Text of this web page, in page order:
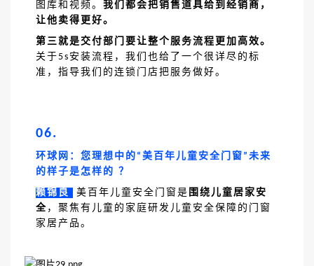
图库和视频。 我们都会把销售道具给到经销商，
让他卖得更好。
第三就是交付部门要让整个服务流程更加高效。
关于 5s 安装流程，我们也给了一个很详尽的标
准，指导我们的连锁门店把服务做好。
06.
环球网：您理想中的 “ 美百年儿童安全门窗 ” 未来
的样子是怎样的 ？
赖锦良
美百年儿童安全门窗是 围绕儿童居家安
全 ，聚焦有儿童的家庭研发儿童安全保障的门窗
家居产品。